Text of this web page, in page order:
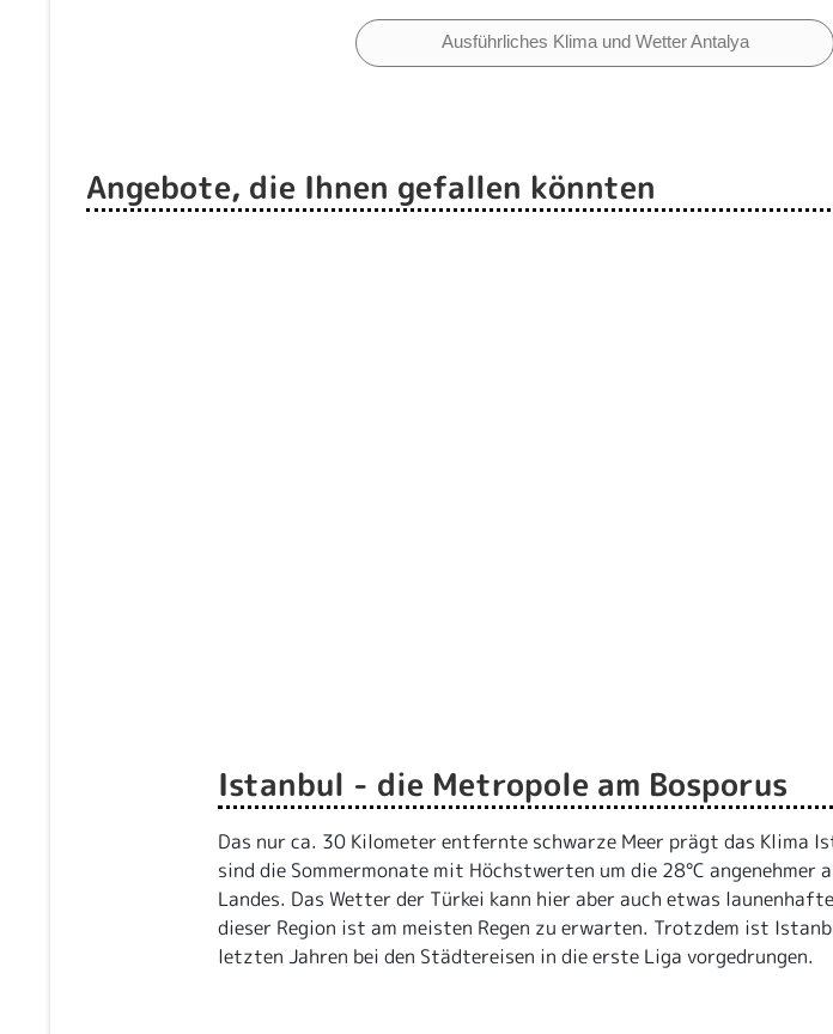
Ausführliches Klima und Wetter Antalya
Angebote, die Ihnen gefallen könnten
Istanbul - die Metropole am Bosporus
Das nur ca. 30 Kilometer entfernte schwarze Meer prägt das Klima
sind die Sommermonate mit Höchstwerten um die 28°C angenehmer
Landes. Das Wetter der Türkei kann hier aber auch etwas
dieser Region ist am meisten Regen zu erwarten. Trotzdem ist
letzten Jahren bei den Städtereisen in die erste Liga vorgedrungen.